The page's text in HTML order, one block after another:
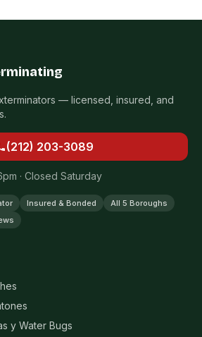
— licensed, insured, and
(212) 203-3089
· Closed Saturday
Insured & Bonded
All 5 Boroughs
y Water Bugs